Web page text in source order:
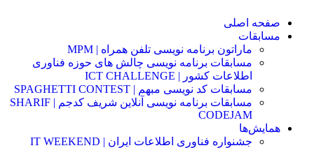
صفحه اصلی
مسابقات
ماراتون برنامه نویسی تلفن همراه | MPM
مسابقات برنامه نویسی چالش های حوزه فناوری
اطلاعات کشور | ICT CHALLENGE
مسابقات کد نویسی مبهم | SPAGHETTI CONTEST
مسابقات برنامه نویسی آنلاین شریف کدجم | SHARIF
CODEJAM
همایش‌ها
جشنواره فناوری اطلاعات ایران | IT WEEKEND